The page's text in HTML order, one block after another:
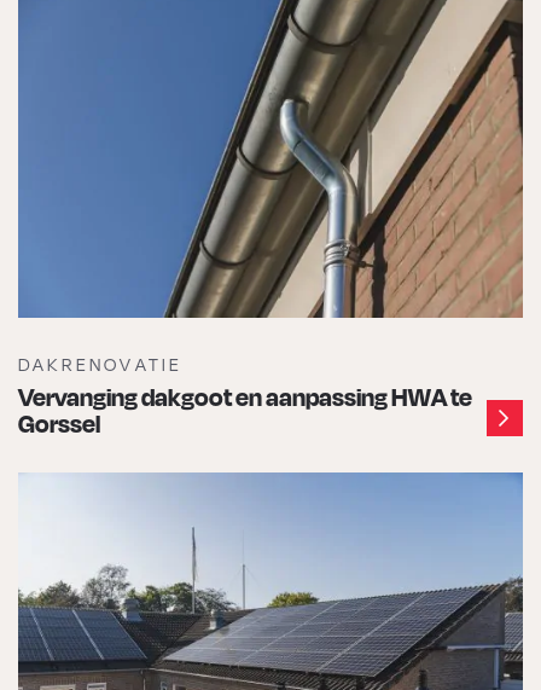
DAKRENOVATIE
Vervanging dakgoot en aanpassing HWA te
Gorssel